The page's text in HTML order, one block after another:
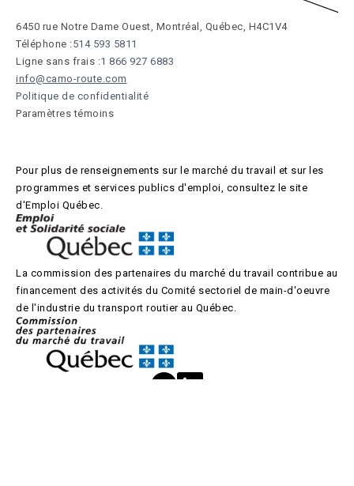
6450 rue Notre Dame Ouest, Montréal, Québec, H4C1V4
Téléphone :514 593 5811
Ligne sans frais :1 866 927 6883
info@camo-route.com
Politique de confidentialité
Paramètres témoins
Pour plus de renseignements sur le marché du travail et sur les
programmes et services publics d'emploi, consultez le site
d'Emploi Québec.
La commission des partenaires du marché du travail contribue au
financement des activités du Comité sectoriel de main-d'oeuvre
de l'industrie du transport routier au Québec.